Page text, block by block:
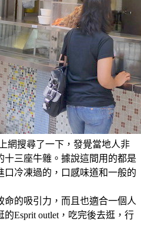
網搜尋了一下，發覺當地人非
十三座牛雜。據說這間用的都是
冷凍過的，口感味道和一般的
的吸引力，而且也適合一個人
Esprit outlet，吃完後去逛，行